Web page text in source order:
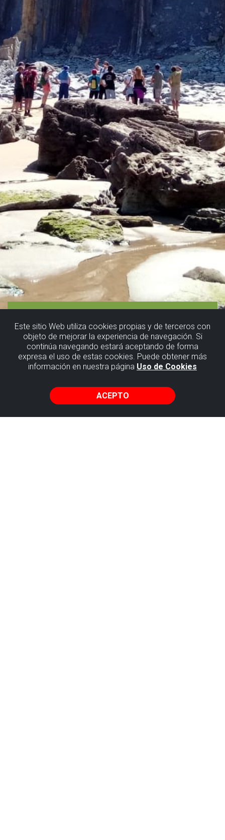
Este sitio Web utiliza cookies propias y de terceros con
objeto de mejorar la experiencia de navegación. Si
continúa navegando estará aceptando de forma
expresa el uso de estas cookies. Puede obtener más
información en nuestra página Uso de Cookies
ACEPTO